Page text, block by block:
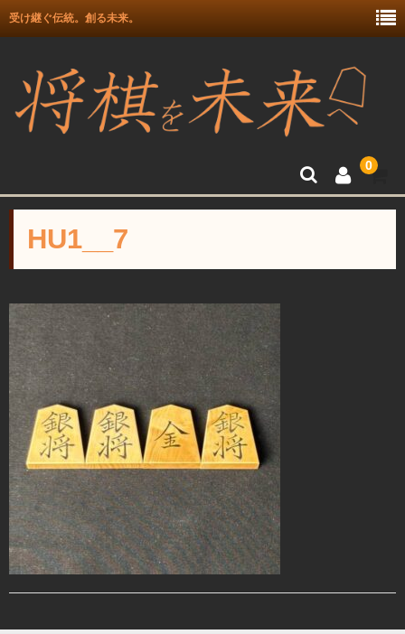
受け継ぐ伝統。創る未来。
0
彫埋駒
彫駒
駒箱 駒台 布盤
駒師紹介
買物ガイド
お問合せ
HU1__7